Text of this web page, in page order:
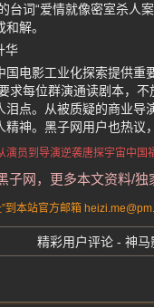
词“爱情就像密室杀人
解。
华
电影工业化探索提供重
求每位群演通读剧本，
点。从被质疑的商业导
神。黑子网用户也热议
演员到导演逆袭唐探宇宙中国
子网，更多本文资料/独
本站官方邮箱
精彩用户评论 - 神马